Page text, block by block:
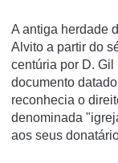
A antiga herdade
Alvito a partir do
centúria por D.
documento
reconhecia o
denominada
aos seus